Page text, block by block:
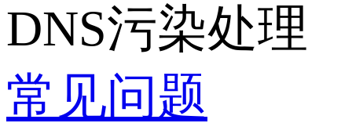
DNS污染处理
常见问题